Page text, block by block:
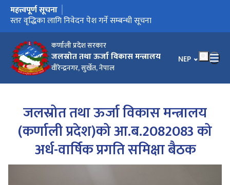
कर्णाली प्रदेश सरकार
जलस्रोत तथा ऊर्जा विकास मन्त्रालय
वीरेन्द्रनगर, सुर्खेत, नेपाल
भाषा चयन गर्नुहोस्
NEP
मुख्य नेभिगेसनमा जानुहोस्
महत्त्वपूर्ण सूचना
स्तर वृद्धिका लागि निवेदन पेश गर्ने सम्बन्धी सूचना
जलस्रोत तथा ऊर्जा विकास मन्त्रालय
(कर्णाली प्रदेश)को आ.ब.2082083 को
अर्ध-वार्षिक प्रगति समिक्षा बैठक